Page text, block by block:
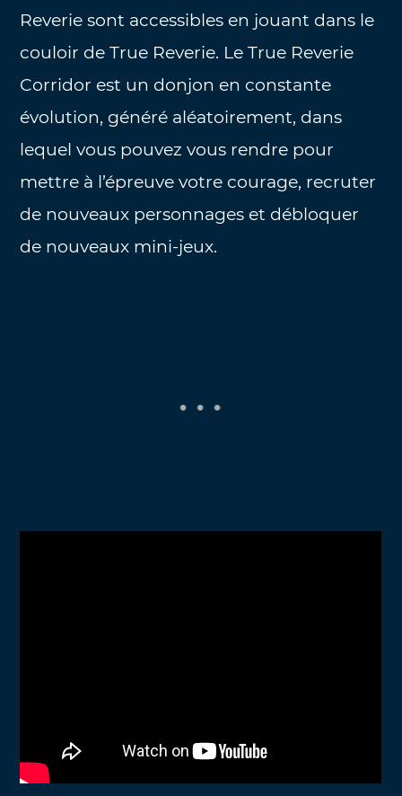
Reverie sont accessibles en jouant dans le
couloir de True Reverie. Le True Reverie
Corridor est un donjon en constante
évolution, généré aléatoirement, dans
lequel vous pouvez vous rendre pour
mettre à l’épreuve votre courage, recruter
de nouveaux personnages et débloquer
de nouveaux mini-jeux.